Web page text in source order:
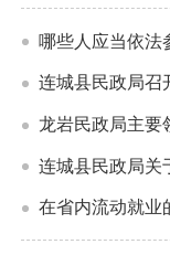
哪些人应当依法
连城县民政局召
龙岩民政局主要
连城县民政局关
在省内流动就业